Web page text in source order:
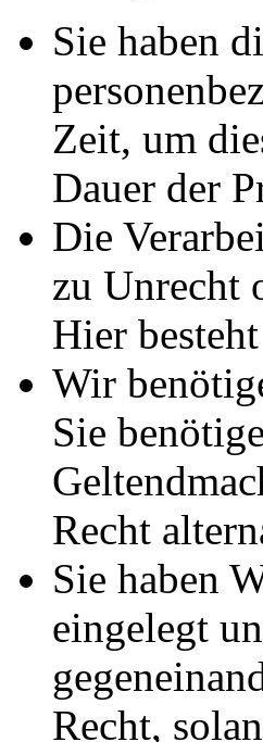
Sie haben
Zeit, um
Dauer der
Die
zu Unrecht
Hier
Wir
Sie
Recht
Sie haben
eingelegt
Recht,